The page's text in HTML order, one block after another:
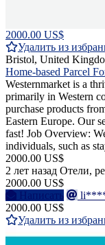
2000.00 US$
Удалить из
Bristol, United
Home-based Parcel
Westernmarket is a
primarily in Western
purchase products
Eastern Europe. Our
fast! Job Overview:
individuals, such as
2000.00 US$
2 лет назад Отели,
2000.00 US$
Написать
2000.00 US$
Удалить из